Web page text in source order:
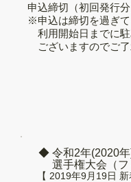
申込締切（初回発行
※申込は締切を過ぎて
利用開始日までに
ございますのでご了
◆ 令和2年(2020年)
選手権大会（フ
【 2019年9月19日 新